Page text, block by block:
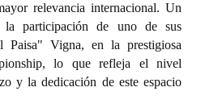
relevancia internacional. Un
participación de uno de sus
Paisa" Vigna, en la prestigiosa
lo que refleja el nivel
y la dedicación de este espacio